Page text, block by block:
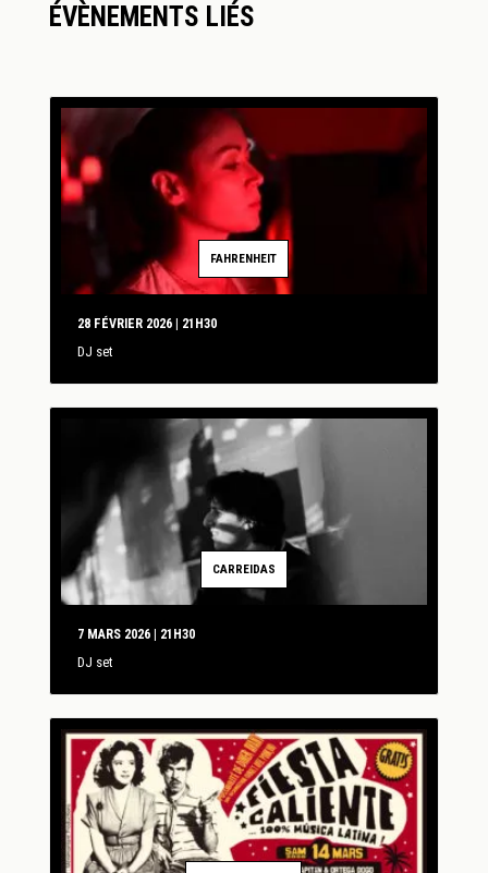
ÉVÈNEMENTS LIÉS
FAHRENHEIT
28 FÉVRIER 2026 | 21H30
DJ set
CARREIDAS
7 MARS 2026 | 21H30
DJ set